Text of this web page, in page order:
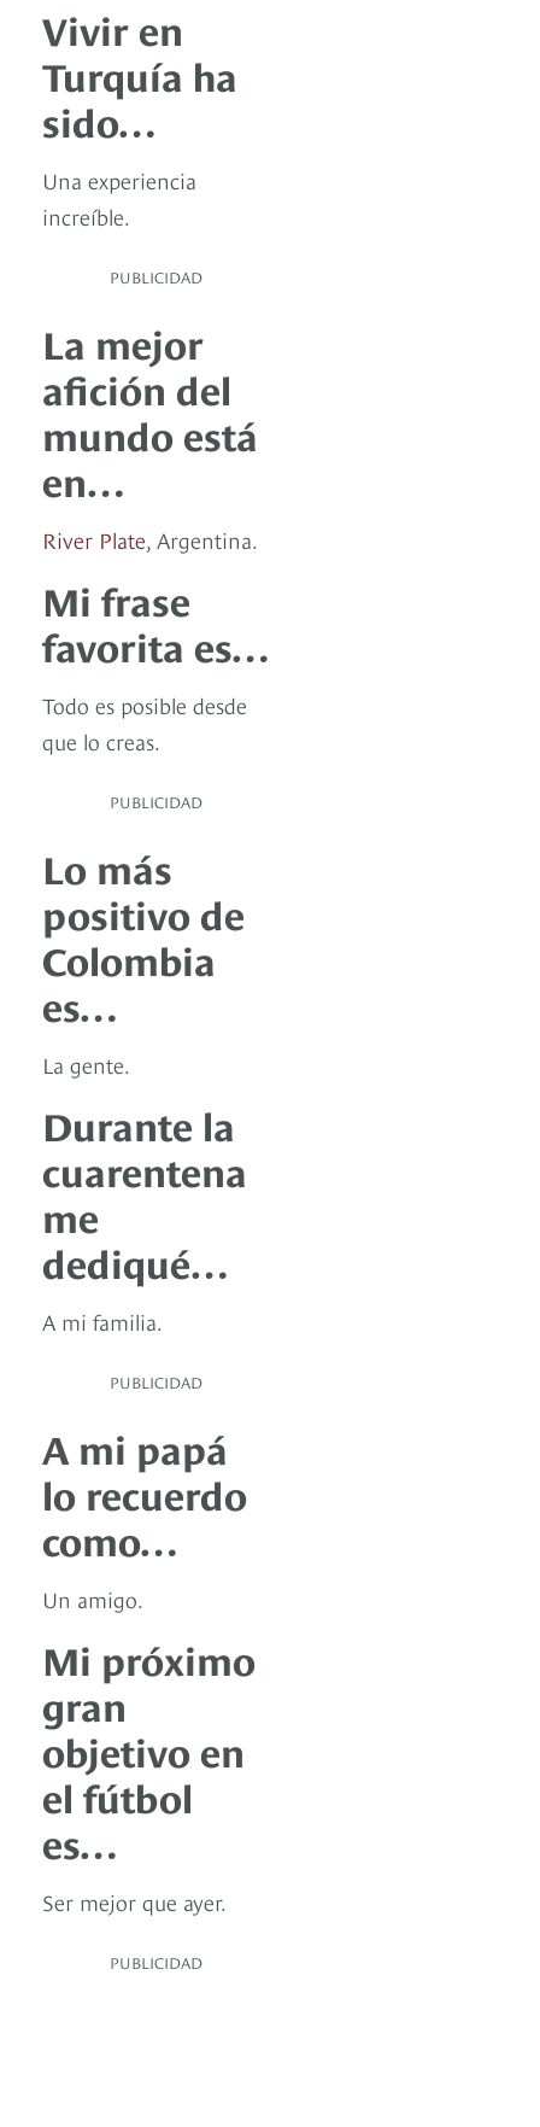
Vivir en
Turquía ha
sido…
Una experiencia
increíble.
PUBLICIDAD
La mejor
afición del
mundo está
en…
River Plate, Argentina.
Mi frase
favorita es…
Todo es posible desde
que lo creas.
PUBLICIDAD
Lo más
positivo de
Colombia
es…
La gente.
Durante la
cuarentena
me
dediqué…
A mi familia.
PUBLICIDAD
A mi papá
lo recuerdo
como…
Un amigo.
Mi próximo
gran
objetivo en
el fútbol
es…
Ser mejor que ayer.
PUBLICIDAD